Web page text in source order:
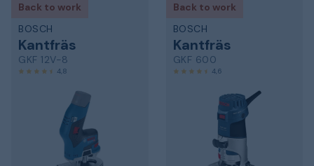
Back to work
BOSCH
Kantfräs
GKF 12V-8
4,8
Back to work
BOSCH
Kantfräs
GKF 600
4,6